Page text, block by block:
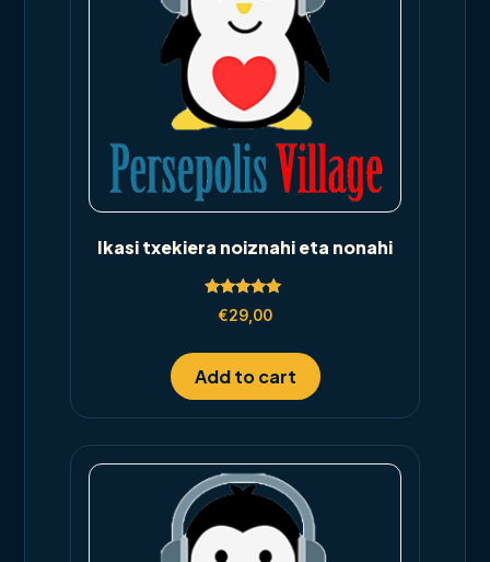
Ikasi txekiera noiznahi eta nonahi
Rated
5.00
€29,00
Add to cart